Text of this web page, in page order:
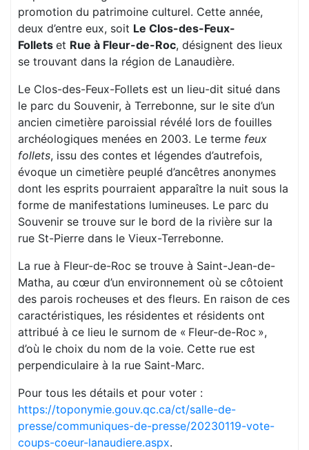
promotion du patrimoine culturel. Cette année,
deux d’entre eux, soit Le Clos-des-Feux-
Follets et Rue à Fleur-de-Roc, désignent des lieux
se trouvant dans la région de Lanaudière.
Le Clos-des-Feux-Follets est un lieu-dit situé dans
le parc du Souvenir, à Terrebonne, sur le site d’un
ancien cimetière paroissial révélé lors de fouilles
archéologiques menées en 2003. Le terme feux
follets, issu des contes et légendes d’autrefois,
évoque un cimetière peuplé d’ancêtres anonymes
dont les esprits pourraient apparaître la nuit sous la
forme de manifestations lumineuses. Le parc du
Souvenir se trouve sur le bord de la rivière sur la
rue St-Pierre dans le Vieux-Terrebonne.
La rue à Fleur-de-Roc se trouve à Saint-Jean-de-
Matha, au cœur d’un environnement où se côtoient
des parois rocheuses et des fleurs. En raison de ces
caractéristiques, les résidentes et résidents ont
attribué à ce lieu le surnom de « Fleur-de-Roc »,
d’où le choix du nom de la voie. Cette rue est
perpendiculaire à la rue Saint-Marc.
Pour tous les détails et pour voter :
https://toponymie.gouv.qc.ca/ct/salle-de-
presse/communiques-de-presse/20230119-vote-
coups-coeur-lanaudiere.aspx.